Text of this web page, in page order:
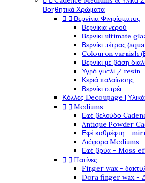
Βοηθητικά Χρώματα
  Βερνίκια Φινιρίσματος
Βερνίκια νερού
Βερνίκι ultimate
Βερνίκι πέτρας
Colouron varnish
Βερνίκι με βάση
Υγρό γυαλί / resin
Κεριά παλαίωσης
Βερνίκι σπρέι
Κόλλες Decoupage | Υλικά
  Mediums
Εφέ βελούδο
Antique Powder
Εφέ καθρέφτη -
Διάφορα Mediums
Εφέ βρύα - Moss
  Πατίνες
Finger wax -
Dora finger wax -